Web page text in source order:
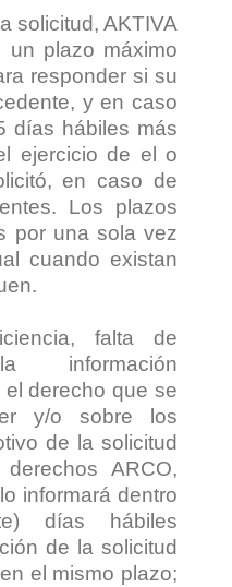
solicitud, AKTIVA
un plazo máximo
responder si su
y en caso
días hábiles más
ejercicio de el o
en caso de
Los plazos
por una sola vez
cuando existan
falta de
derecho que se
y/o sobre los
de la solicitud
ARCO,
informará dentro
días hábiles
de la solicitud
el mismo plazo;